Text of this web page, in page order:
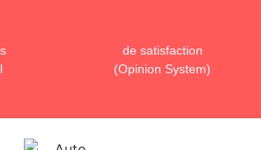
de satisfaction
(Opinion System)